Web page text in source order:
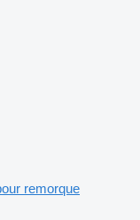
remorque